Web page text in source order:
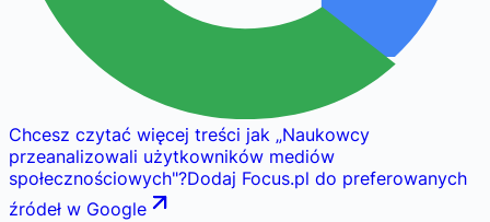
Chcesz czytać więcej treści jak „Naukowcy
przeanalizowali użytkowników mediów
społecznościowych"?Dodaj Focus.pl do preferowanych
źródeł w Google